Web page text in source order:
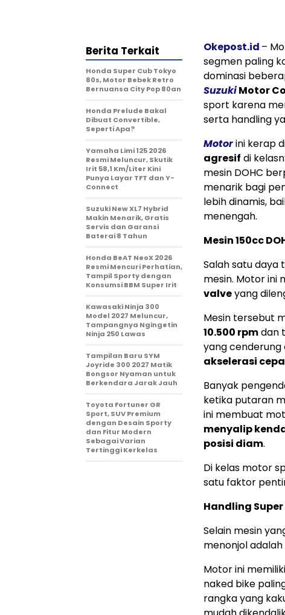
Okepost.id –
segmen paling
dominasi
SuzukiMotor
sport karena
serta handling
Motorini kerap
agresif di
mesin DOHC
menarik bagi
lebih dinamis,
menengah.
Mesin 150cc
Salah satu daya
mesin. Motor ini
valveyang
Mesin tersebut
10.500 rpmdan
yang
akselerasi
Banyak
ketika putaran
ini membuat
menyalip
posisi diam.
Di kelas motor
satu faktor
Handling
Selain mesin
menonjol adalah
Motor ini
naked bike
rangka yang
Berita Terkait
Honda Super Cub Tokyo
80s, Motor Bebek Retro
Bernuansa City Pop 80an
Honda Prelude Bakal
Dibuat Convertible,
Seperti Apa?
Yamaha Limi 125 2026
Resmi Meluncur, Skutik
Irit 58,1 Km/Liter Kini
Punya Layar TFT dan Y-
Connect
Suzuki New XL7 Hybrid
Makin Menarik, Gratis
Servis dan Garansi
Baterai 8 Tahun
Honda BeAT NeoX 2026
Resmi Mencuri Perhatian,
Tampil Sporty dengan
Konsumsi BBM Super Irit
Kawasaki Ninja 300
Model 2027 Meluncur,
Tampangnya Ngingetin
Ninja 250 Lawas
Tampilan Baru SYM
Joyride 300 2027 Matik
Bongsor Nyaman untuk
Berkendara Jarak Jauh
Toyota Fortuner GR
Sport, SUV Premium
dengan Desain Sporty
dan Fitur Modern
Sebagai Varian
Tertinggi Kerkelas